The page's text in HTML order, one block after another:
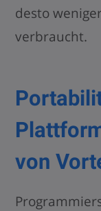
desto
verbraucht.
von